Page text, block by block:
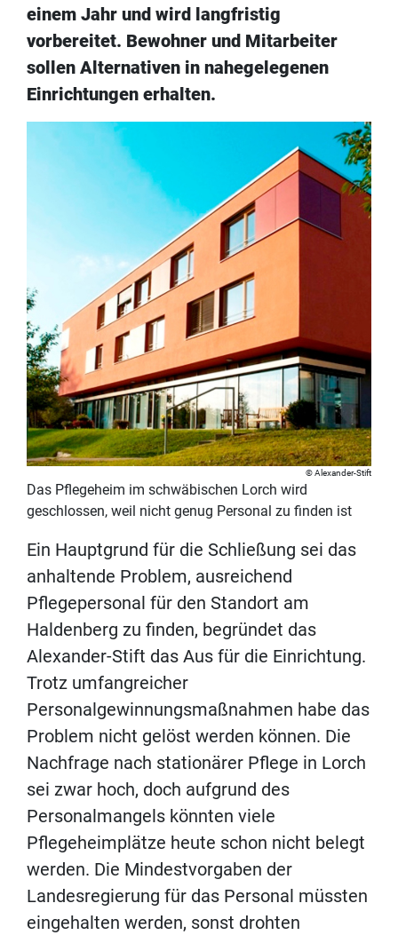
einem Jahr und wird langfristig
vorbereitet. Bewohner und Mitarbeiter
sollen Alternativen in nahegelegenen
Einrichtungen erhalten.
Alexander-Stift
Das Pflegeheim im schwäbischen Lorch wird
geschlossen, weil nicht genug Personal zu finden ist
Ein Hauptgrund für die Schließung sei das
anhaltende Problem, ausreichend
Pflegepersonal für den Standort am
Haldenberg zu finden, begründet das
Alexander-Stift das Aus für die Einrichtung.
Trotz umfangreicher
Personalgewinnungsmaßnahmen habe das
Problem nicht gelöst werden können. Die
Nachfrage nach stationärer Pflege in Lorch
sei zwar hoch, doch aufgrund des
Personalmangels könnten viele
Pflegeheimplätze heute schon nicht belegt
werden. Die Mindestvorgaben der
Landesregierung für das Personal müssten
eingehalten werden, sonst drohten